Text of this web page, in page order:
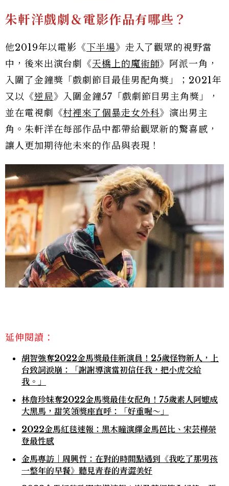
朱軒洋戲劇＆電影作品有哪些？
他2019年以電影《下半場》走入了觀眾的視野當
中，後來出演台劇《天橋上的魔術師》阿派一角，
入圍了金鐘獎「戲劇節目最佳男配角獎」；2021年
又以《逆局》入圍金鐘57「戲劇節目男主角獎」，
並在電視劇《村裡來了個暴走女外科》演出男主
角。朱軒洋在每部作品中都帶給觀眾新的驚喜感，
讓人更加期待他未來的作品與表現！
延伸閱讀：
胡智強奪2022金馬獎最佳新演員！25歲怪物新人，上
台致詞淚崩：「謝謝導演當初信任我，把小虎交給
我。」
林詹珍妹奪2022金馬獎最佳女配角！75歲素人阿嬤成
大黑馬，甜笑領獎座直呼：「好重喔～」
2022金馬紅毯速報：黑木瞳演繹金馬芭比、宋芸樺榮
登最性感
金馬專訪｜周興哲：在對的時間點遇到《我吃了那男孩
一整年的早餐》聽見青春的青澀美好